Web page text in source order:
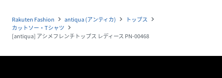
Rakuten Fashion navigate_next antiqua (アンティカ) navigate_next トップス navigate_next
カットソー・Tシャツ navigate_next
[antiqua] アシメフレンチトップス レディース PN-00468